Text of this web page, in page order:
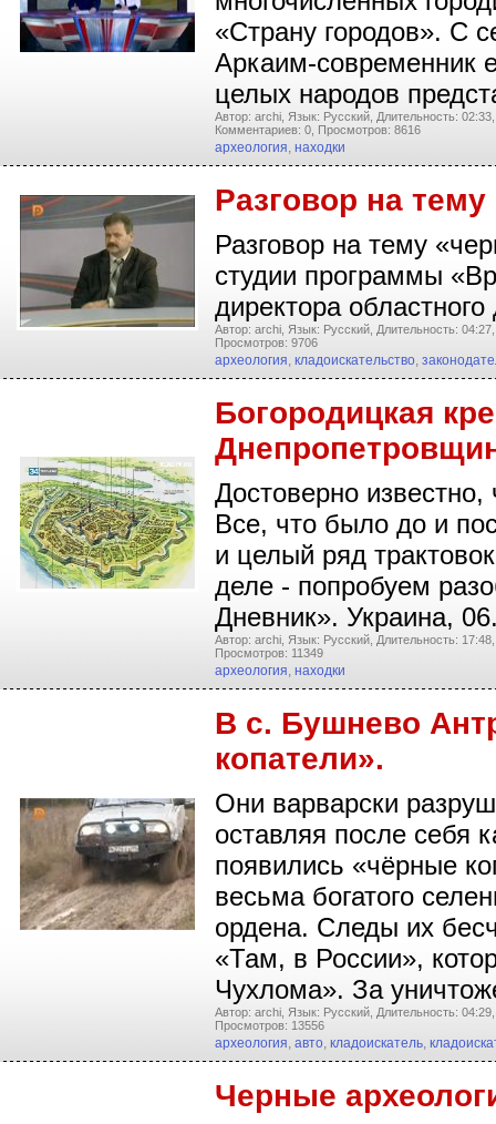
«Страну городов». С
Аркаим-современник
целых народов
Автор: archi, Язык: Русский, Длительность: 02:33,
Комментариев: 0, Просмотров: 8616
археология, находки
Разговор на
Разговор на тему
студии программы
директора
Автор: archi, Язык: Русский, Длительность: 04:27,
Просмотров: 9706
археология, кладоискательство,
Богородицкая
Достоверно
Все, что было до и
и целый ряд
деле - попробуем
Дневник». Украина,
Автор: archi, Язык: Русский, Длительность: 17:48,
Просмотров: 11349
археология, находки
В с. Бушнево
копатели».
Они варварски
оставляя после себя
появились «чёрные
весьма богатого
ордена. Следы их
«Там, в России»,
Чухлома». За
Автор: archi, Язык: Русский, Длительность: 04:29,
Просмотров: 13556
археология, авто, кладоискатель,
Черные